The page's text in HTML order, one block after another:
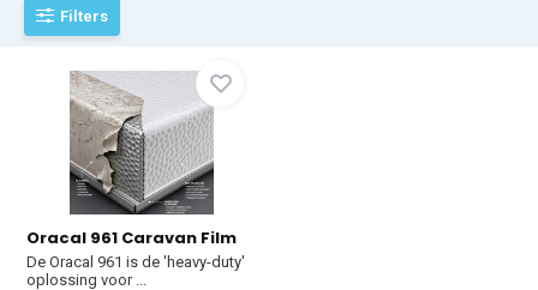
Filters
Oracal 961 Caravan Film
De Oracal 961 is de 'heavy-duty'
oplossing voor ...